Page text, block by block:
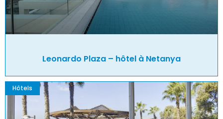
Leonardo Plaza – hôtel à Netanya
Hôtels